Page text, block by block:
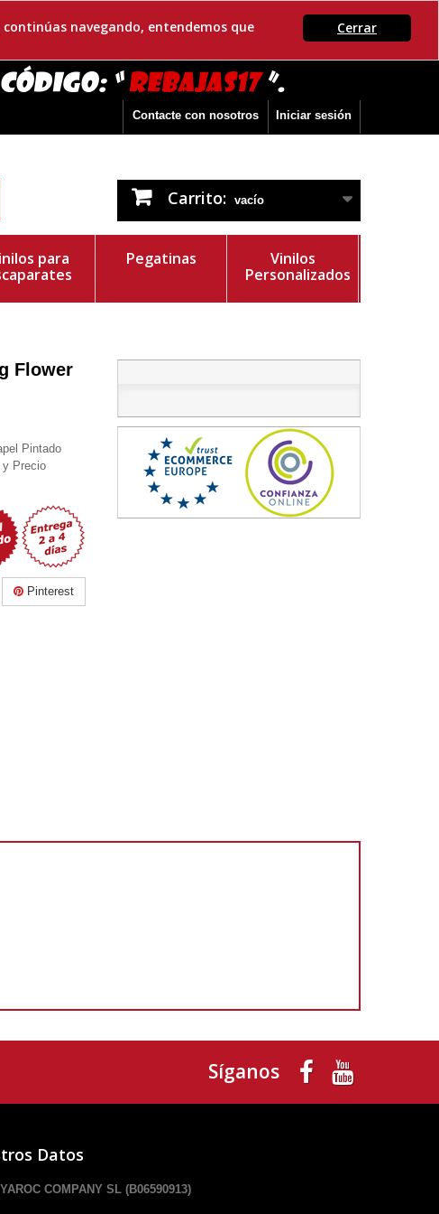
Cerrar
navegando, entendemos que
Iniciar sesión
Contacte con nosotros
Carrito: vacío
para
Pegatinas
Vinilos
Personalizados
Flower
Pintado
y Precio
Pinterest
Síganos
Datos
COMPANY SL (B06590913)